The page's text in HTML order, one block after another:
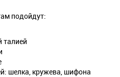
подойдут:
талией
шелка, кружева, шифона